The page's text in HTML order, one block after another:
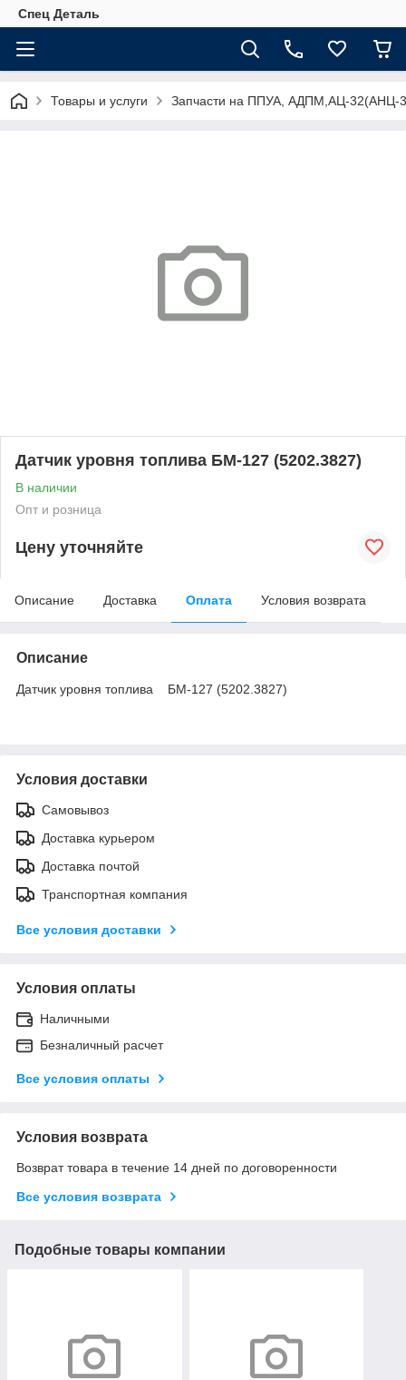
Спец Деталь
Товары и услуги Запчасти на ППУА, АДПМ,АЦ-32(АНЦ-
Датчик уровня топлива БМ-127 (5202.3827)
В наличии
Опт и розница
Цену уточняйте
Описание Доставка Оплата Условия возврата
Описание
Датчик уровня топлива БМ-127 (5202.3827)
Условия доставки
Самовывоз
Доставка курьером
Доставка почтой
Транспортная компания
Все условия доставки
Условия оплаты
Наличными
Безналичный расчет
Все условия оплаты
Условия возврата
Возврат товара в течение 14 дней по договоренности
Все условия возврата
Подобные товары компании